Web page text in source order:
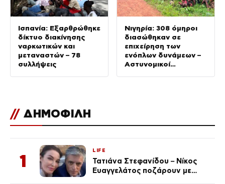
Ισπανία: Εξαρθρώθηκε
δίκτυο διακίνησης
ναρκωτικών και
μεταναστών – 78
συλλήψεις
Νιγηρία: 308 όμηροι
διασώθηκαν σε
επιχείρηση των
ενόπλων δυνάμεων –
Αστυνομικοί
// ΔΗΜΟΦΙΛΗ
1
LIFE
Τατιάνα Στεφανίδου – Νίκος
Ευαγγελάτος ποζάρουν με